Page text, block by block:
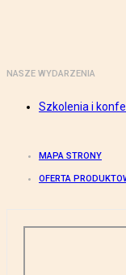
NASZE WYDARZENIA
Szkolenia i
MAPA STRONY
OFERTA